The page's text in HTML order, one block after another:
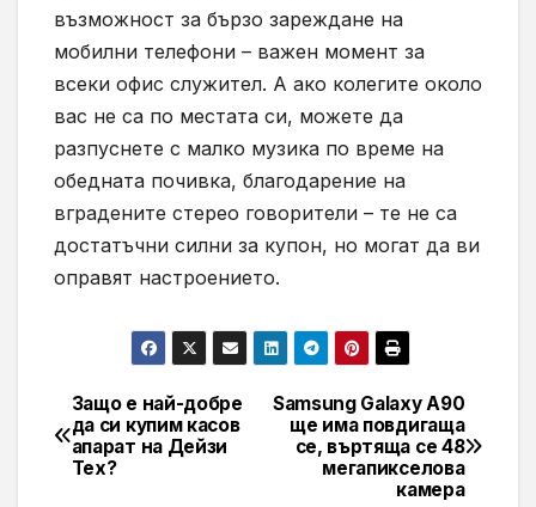
възможност за бързо зареждане на
мобилни телефони – важен момент за
всеки офис служител. А ако колегите около
вас не са по местата си, можете да
разпуснете с малко музика по време на
обедната почивка, благодарение на
вградените стерео говорители – те не са
достатъчни силни за купон, но могат да ви
оправят настроението.
Навигация
Samsung Galaxy A90
ще има повдигаща
се, въртяща се 48
мегапикселова
камера
Защо е най-добре
да си купим касов
апарат на Дейзи
Тех?